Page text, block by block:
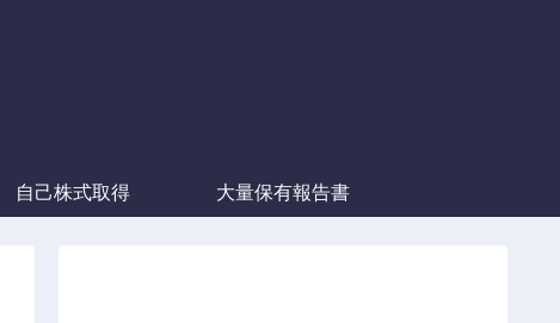
自己株式取得 大量保有報告書